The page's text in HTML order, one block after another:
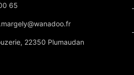
65
22350 Plumaudan